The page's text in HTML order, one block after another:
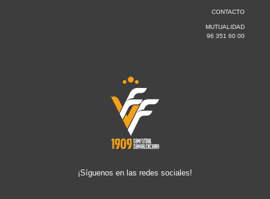
CONTACTO
MUTUALIDAD
96 351 60 00
¡Síguenos en las redes sociales!